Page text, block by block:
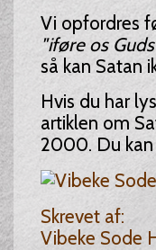
Vi opfordres
"iføre os
så kan Satan
Hvis du har
artiklen om
2000. Du kan
Skrevet af:
Vibeke Sode